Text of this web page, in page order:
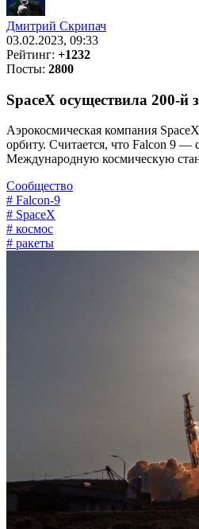
Дмитрий Скрипач
03.02.2023, 09:33
Рейтинг: +1232
Посты: 2800
SpaceX осуществила 200-й
Аэрокосмическая компания
орбиту. Считается, что Falcon 9 —
Международную космическую
Сообщество
# Falcon-9
# SpaceX
# космос
# ракеты